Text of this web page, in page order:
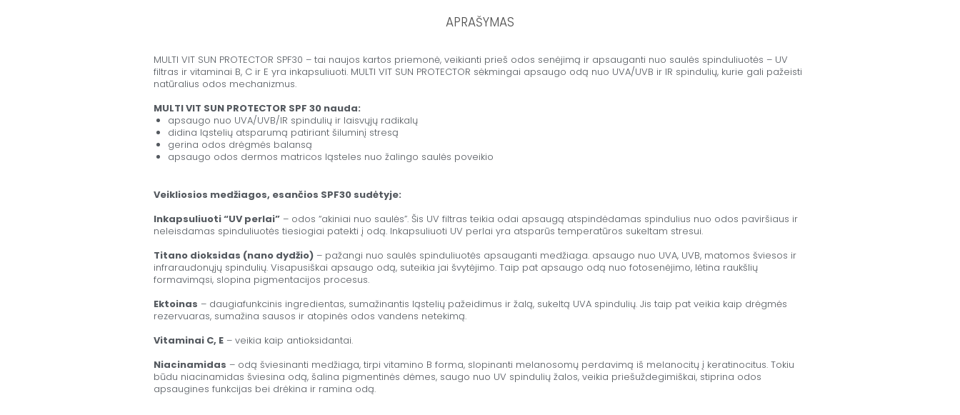
APRAŠYMAS
MULTI VIT SUN PROTECTOR SPF30 – tai naujos kartos priemonė, veikianti prieš odos senėjimą ir apsauganti nuo saulės spinduliuotės – UV
filtras ir vitaminai B, C ir E yra inkapsuliuoti. MULTI VIT SUN PROTECTOR sėkmingai apsaugo odą nuo UVA/UVB ir IR spindulių, kurie gali pažeisti
natūralius odos mechanizmus.
MULTI VIT SUN PROTECTOR SPF 30 nauda:
apsaugo nuo UVA/UVB/IR spindulių ir laisvųjų radikalų
didina ląstelių atsparumą patiriant šiluminį stresą
gerina odos drėgmės balansą
apsaugo odos dermos matricos ląsteles nuo žalingo saulės poveikio
Veikliosios medžiagos, esančios SPF30 sudėtyje:
Inkapsuliuoti “UV perlai”– odos “akiniai nuo saulės”. Šis UV filtras teikia odai apsaugą atspindėdamas spindulius nuo odos paviršiaus ir
neleisdamas spinduliuotės tiesiogiai patekti į odą. Inkapsuliuoti UV perlai yra atsparūs temperatūros sukeltam stresui.
Titano dioksidas (nano dydžio)– pažangi nuo saulės spinduliuotės apsauganti medžiaga. apsaugo nuo UVA, UVB, matomos šviesos ir
infraraudonųjų spindulių. Visapusiškai apsaugo odą, suteikia jai švytėjimo. Taip pat apsaugo odą nuo fotosenėjimo, lėtina raukšlių
formavimąsi, slopina pigmentacijos procesus.
Ektoinas – daugiafunkcinis ingredientas, sumažinantis ląstelių pažeidimus ir žalą, sukeltą UVA spindulių. Jis taip pat veikia kaip drėgmės
rezervuaras, sumažina sausos ir atopinės odos vandens netekimą.
Vitaminai C, E– veikia kaip antioksidantai.
Niacinamidas – odą šviesinanti medžiaga, tirpi vitamino B forma, slopinanti melanosomų perdavimą iš melanocitų į keratinocitus. Tokiu
būdu niacinamidas šviesina odą, šalina pigmentinės dėmes, saugo nuo UV spindulių žalos, veikia priešuždegimiškai, stiprina odos
apsaugines funkcijas bei drėkina ir ramina odą.